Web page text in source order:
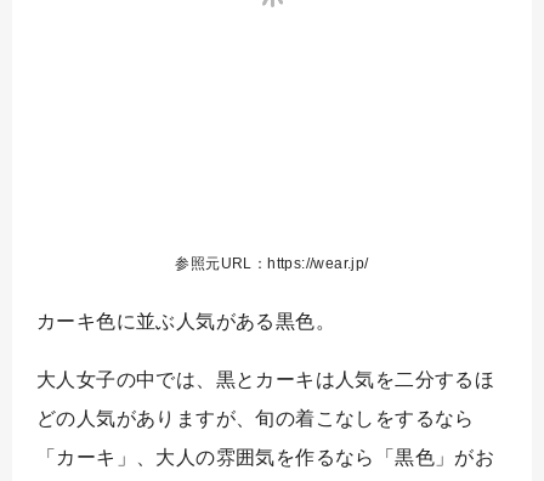
参照元URL：https://wear.jp/
カーキ色に並ぶ人気がある黒色。
大人女子の中では、黒とカーキは人気を二分するほ
どの人気がありますが、旬の着こなしをするなら
「カーキ」、大人の雰囲気を作るなら「黒色」がお